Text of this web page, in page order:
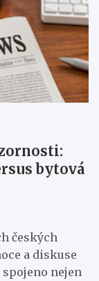
bytová
českých
a diskuse
nejen